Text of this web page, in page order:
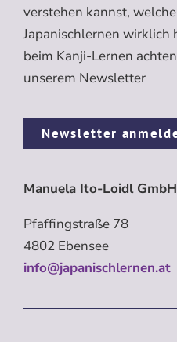
verstehen kannst,
Japanischlernen wirklich
beim Kanji-Lernen
unserem Newsletter
Newsletter
Manuela Ito-Loidl GmbH
Pfaffingstraße 78
4802 Ebensee
info@japanischlernen.at